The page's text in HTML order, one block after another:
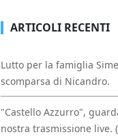
ARTICOLI RECENTI
Lutto per la famiglia
scomparsa di Nicandro.
"Castello Azzurro",
nostra trasmissione live.